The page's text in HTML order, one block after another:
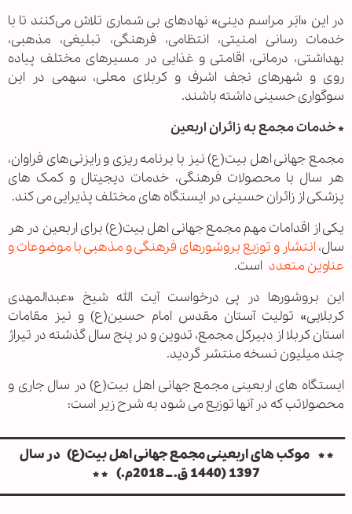
در این «ابَر مراسم دینی» نهادهای بی شماری تلاش می‌کنند تا با
خدمات رسانی امنیتی، انتظامی، فرهنگی، تبلیغی، مذهبی،
بهداشتی، درمانی، اقامتی و غذایی در مسیرهای مختلف پیاده
روی و شهرهای نجف اشرف و کربلای معلی، سهمی در این
سوگواری حسینی داشته باشند.
* خدمات مجمع به زائران اربعین
مجمع جهانی اهل بیت(ع) نیز با برنامه ریزی و رایزنی‌های فراوان،
هر سال با محصولات فرهنگی، خدمات دیجیتال و کمک های
پزشکی از زائران حسینی در ایستگاه های مختلف پذیرایی می کند.
یکی از اقدامات مهم مجمع جهانی اهل بیت(ع) برای اربعین در هر
سال، انتشار و توزیع بروشورهای فرهنگی و مذهبی با موضوعات و
عناوین متعدد است.
این بروشور‌ها در پی درخواست آیت الله شیخ «عبدالمهدی
کربلایی» تولیت آستان مقدس امام حسین(ع) و نیز مقامات
استان کربلا از دبیرکل مجمع، تدوین و در پنج سال گذشته در تیراژ
چند میلیون نسخه منتشر گردید.
ایستگاه های اربعینی مجمع جهانی اهل بیت(ع) در سال جاری و
محصولاتب که در آنها توزیع می شود به شرح زیر است:
ـــــــــــــــــــــــــــــــــــــــــــــــــــــــــــــــــــــــــــــــــــــــــــــــــــــــــــــــ
* * موکب های اربعینی مجمع جهانی اهل بیت(ع) در سال
1397 (1440 ق. ــ 2018م.) *
*
ـــــــــــــــــــــــــــــــــــــــــــــــــــــــــــــــــــــــــــــــــــــــــــــــــــــــــــــــ